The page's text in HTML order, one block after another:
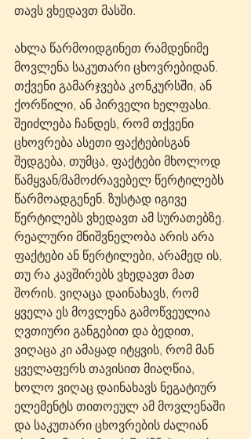
თავს ვხედავთ მასში.
ახლა წარმოიდგინეთ რამდენიმე
მოვლენა საკუთარი ცხოვრებიდან.
თქვენი გამარჯვება კონკურსში, ან
ქორწილი, ან პირველი ხელფასი.
შეიძლება ჩანდეს, რომ თქვენი
ცხოვრება ასეთი ფაქტებისგან
შედგება, თუმცა, ფაქტები მხოლოდ
წამყვან/მამოძრავებელ წერტილებს
წარმოადგენენ. ზუსტად იგივე
წერტილებს ვხედავთ ამ სურათებზე.
რეალური მნიშვნელობა არის არა
ფაქტები ან წერტილები, არამედ ის,
თუ რა კავშირებს ვხედავთ მათ
შორის. ვიღაცა დაინახავს, ​​რომ
ყველა ეს მოვლენა გამოწვეულია
ღვთიური განგებით და ბედით,
ვიღაცა კი ამაყად იტყვის, რომ მან
ყველაფერს თავისით მიაღწია,
ხოლო ვიღაც დაინახავს ნეგატიურ
ელემენტს თითოეულ ამ მოვლენაში
და საკუთარი ცხოვრების ძალიან